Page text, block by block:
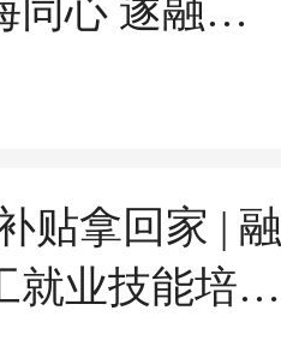
同心 遂融携
贴拿回家 | 融
就业技能培训